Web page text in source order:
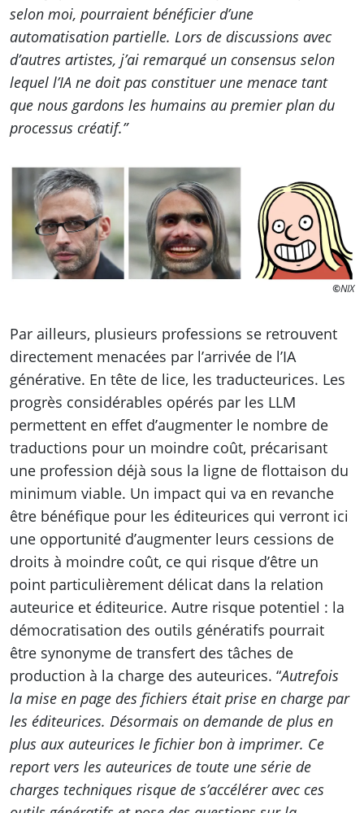
selon moi, pourraient bénéficier d’une
automatisation partielle. Lors de discussions avec
d’autres artistes, j’ai remarqué un consensus selon
lequel l’IA ne doit pas constituer une menace tant
que nous gardons les humains au premier plan du
processus créatif.”
©NIX
Par ailleurs, plusieurs professions se retrouvent
directement menacées par l’arrivée de l’IA
générative. En tête de lice, les traducteurices. Les
progrès considérables opérés par les LLM
permettent en effet d’augmenter le nombre de
traductions pour un moindre coût, précarisant
une profession déjà sous la ligne de flottaison du
minimum viable. Un impact qui va en revanche
être bénéfique pour les éditeurices qui verront ici
une opportunité d’augmenter leurs cessions de
droits à moindre coût, ce qui risque d’être un
point particulièrement délicat dans la relation
auteurice et éditeurice. Autre risque potentiel : la
démocratisation des outils génératifs pourrait
être synonyme de transfert des tâches de
production à la charge des auteurices. “Autrefois
la mise en page des fichiers était prise en charge par
les éditeurices. Désormais on demande de plus en
plus aux auteurices le fichier bon à imprimer. Ce
report vers les auteurices de toute une série de
charges techniques risque de s’accélérer avec ces